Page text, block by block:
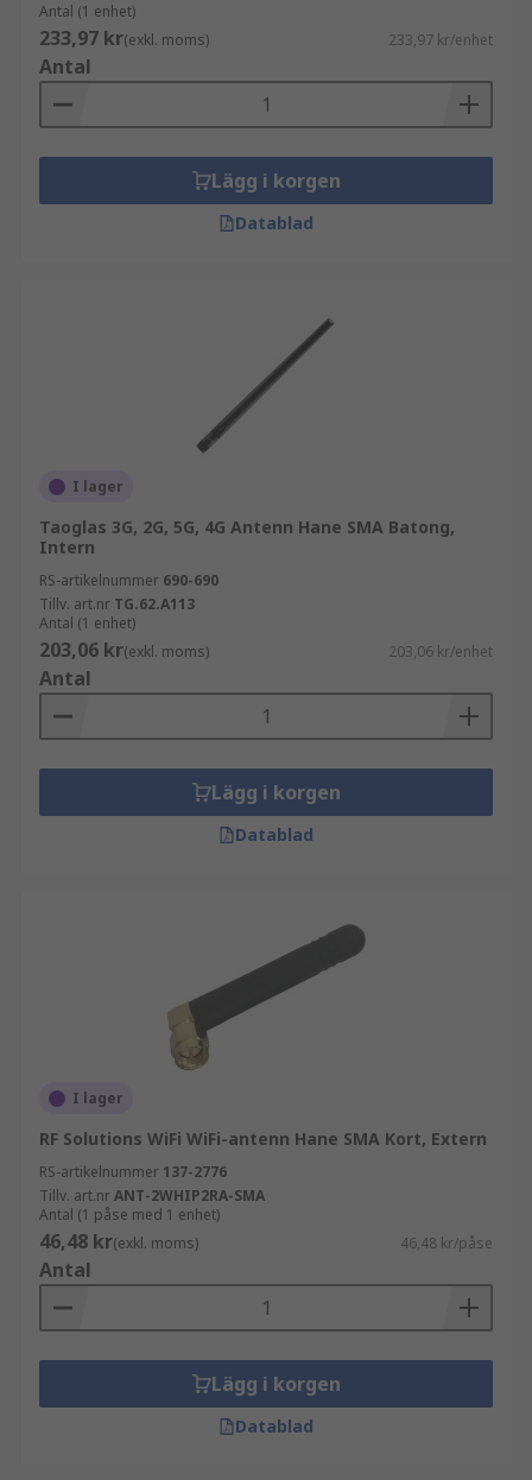
Antal (1 enhet)
233,97 kr(exkl. moms) 233,97 kr/enhet
Antal
Lägg i korgen
Datablad
I lager
Taoglas 3G, 2G, 5G, 4G Antenn Hane SMA Batong,
Intern
RS-artikelnummer 690-690
Tillv. art.nr TG.62.A113
Antal (1 enhet)
203,06 kr(exkl. moms) 203,06 kr/enhet
Antal
Lägg i korgen
Datablad
I lager
RF Solutions WiFi WiFi-antenn Hane SMA Kort, Extern
RS-artikelnummer 137-2776
Tillv. art.nrANT-2WHIP2RA-SMA
Antal (1 påse med 1 enhet)
46,48 kr(exkl. moms) 46,48 kr/påse
Antal
Lägg i korgen
Datablad